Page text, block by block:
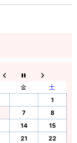
金
土
1
7
8
14
15
21
22